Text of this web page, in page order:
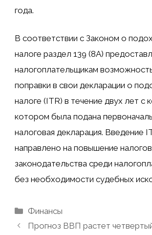
года.
В соответствии с Законом о
налоге раздел 139 (8A)
налогоплательщикам
поправки в свои декларации о
налоге (ITR) в течение двух лет с
котором была подана
налоговая декларация. Введение
направлено на повышение
законодательства среди
без необходимости судебных
Рубрики
Финансы
Прогноз ВВП растет